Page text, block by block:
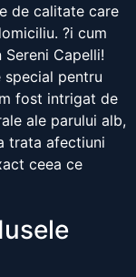
de calitate care
?i cum
Capelli!
pentru
fost intrigat de
ale parului alb,
trata afectiuni
ceea ce